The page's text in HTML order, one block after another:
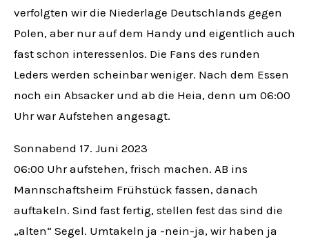
verfolgten wir die Niederlage Deutschlands gegen
Polen, aber nur auf dem Handy und eigentlich auch
fast schon interessenlos. Die Fans des runden
Leders werden scheinbar weniger. Nach dem Essen
noch ein Absacker und ab die Heia, denn um 06:00
Uhr war Aufstehen angesagt.
Sonnabend 17. Juni 2023
06:00 Uhr aufstehen, frisch machen. AB ins
Mannschaftsheim Frühstück fassen, danach
auftakeln. Sind fast fertig, stellen fest das sind die
„alten“ Segel. Umtakeln ja -nein-ja, wir haben ja